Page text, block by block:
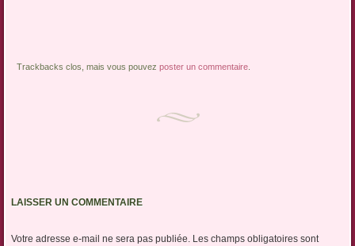
Trackbacks clos, mais vous pouvezposter un commentaire
LAISSER UN COMMENTAIRE
Votre adresse e-mail ne sera pas publiée. Les champs obligatoires sont